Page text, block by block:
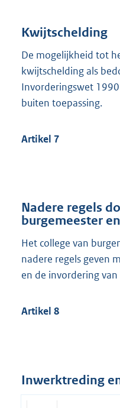
Kwijtschelding
De mogelijkheid tot
kwijtschelding als
Invorderingswet
buiten toepassing.
Artikel 7
Nadere regels
burgemeester
Het college van
nadere regels geven
en de invordering
Artikel 8
Inwerktreding